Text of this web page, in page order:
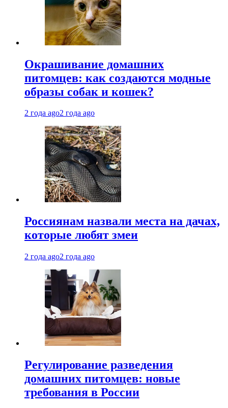
Окрашивание домашних
питомцев: как создаются модные
образы собак и кошек?
2 года ago2 года ago
Россиянам назвали места на дачах,
которые любят змеи
2 года ago2 года ago
Регулирование разведения
домашних питомцев: новые
требования в России